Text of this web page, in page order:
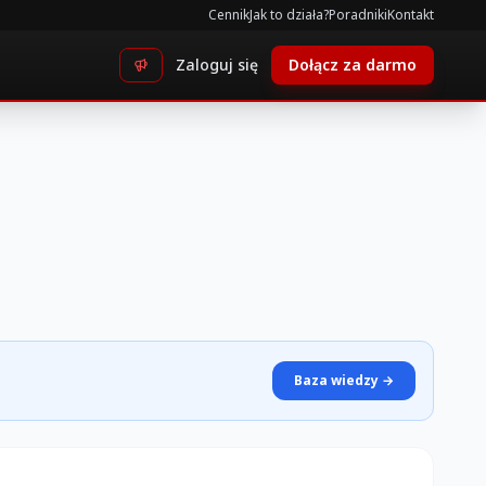
CennikJak to działa?PoradnikiKontakt
Zaloguj się Dołącz za darmo
Baza wiedzy →